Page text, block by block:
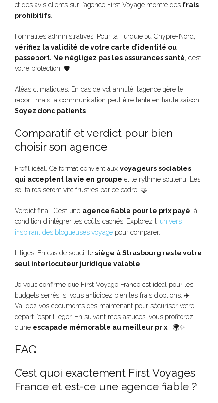
et des avis clients sur l’agence First Voyage montre des frais
prohibitifs.
Formalités administratives. Pour la Turquie ou Chypre-Nord,
vérifiez la validité de votre carte d’identité ou
passeport. Ne négligez pas les assurances santé, c’est
votre protection. 🛡️
Aléas climatiques. En cas de vol annulé, l’agence gère le
report, mais la communication peut être lente en haute saison.
Soyez donc patients.
Comparatif et verdict pour bien
choisir son agence
Profil idéal. Ce format convient aux voyageurs sociables
qui acceptent la vie en groupe et le rythme soutenu. Les
solitaires seront vite frustrés par ce cadre. 🤝
Verdict final. C’est une agence fiable pour le prix payé, à
condition d’intégrer les coûts cachés. Explorez l’ univers
inspirant des blogueuses voyage pour comparer.
Litiges. En cas de souci, le siège à Strasbourg reste votre
seul interlocuteur juridique valable.
Je vous confirme que First Voyage France est idéal pour les
budgets serrés, si vous anticipez bien les frais d’options. ✈️
Validez vos documents dès maintenant pour sécuriser votre
départ l’esprit léger. En suivant mes astuces, vous profiterez
d’une escapade mémorable au meilleur prix! 🌍✨
FAQ
C’est quoi exactement First Voyages
France et est-ce une agence fiable ?